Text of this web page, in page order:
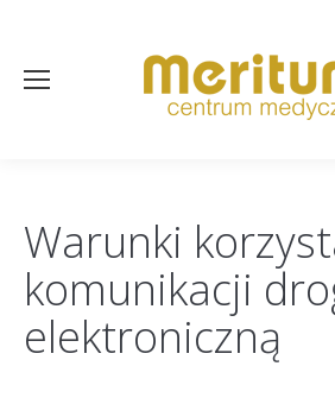
Warunki
komunikacji
elektroniczną